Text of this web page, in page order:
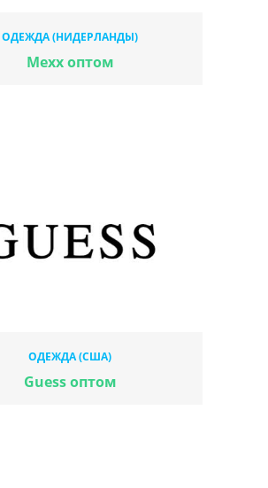
ОДЕЖДА (НИДЕРЛАНДЫ)
Mexx оптом
ОДЕЖДА (США)
Guess оптом